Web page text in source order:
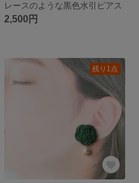
レースのような黒色水引ピアス
2,500円
残り1点